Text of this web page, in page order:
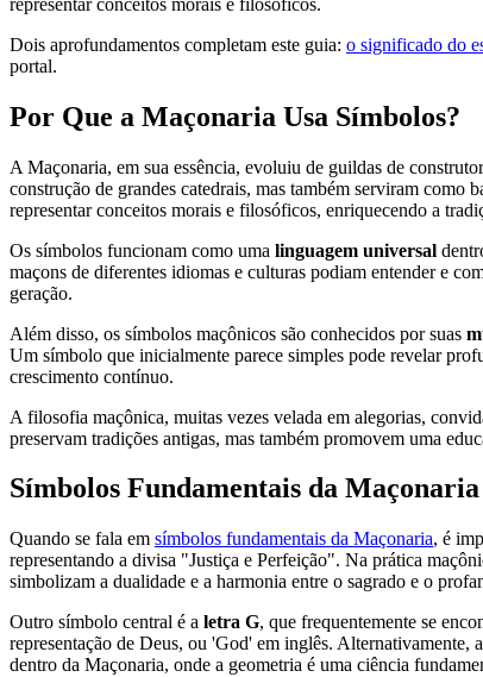
Dois aprofundamentos completam este guia: o significado do
portal.
Por Que a Maçonaria Usa Símbolos?
A Maçonaria, em sua essência, evoluiu de guildas de
construção de grandes catedrais, mas também serviram como
representar conceitos morais e filosóficos, enriquecendo a
Os símbolos funcionam como uma linguagem universal
maçons de diferentes idiomas e culturas podiam entender e
geração.
Além disso, os símbolos maçônicos são conhecidos por suas
Um símbolo que inicialmente parece simples pode revelar
crescimento contínuo.
A filosofia maçônica, muitas vezes velada em alegorias,
preservam tradições antigas, mas também promovem uma
Símbolos Fundamentais da Maçonaria
Quando se fala em símbolos fundamentais da Maçonaria, é
representando a divisa "Justiça e Perfeição". Na prática
simbolizam a dualidade e a harmonia entre o sagrado e o
Outro símbolo central é a letra G, que frequentemente se
representação de Deus, ou 'God' em inglês. Alternativamente,
dentro da Maçonaria, onde a geometria é uma ciência